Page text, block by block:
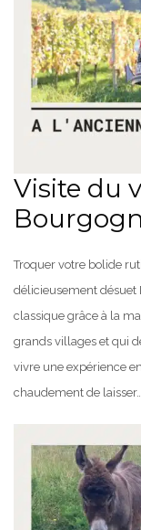
Visite du
Troquer votre bolide
délicieusement désuet
classique grâce à la
grands villages et qui
vivre une expérience
chaudement de laisser…